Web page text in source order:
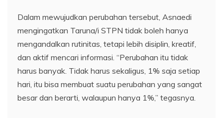
Dalam mewujudkan perubahan tersebut, Asnaedi
mengingatkan Taruna/i STPN tidak boleh hanya
mengandalkan rutinitas, tetapi lebih disiplin, kreatif,
dan aktif mencari informasi. “Perubahan itu tidak
harus banyak. Tidak harus sekaligus, 1% saja setiap
hari, itu bisa membuat suatu perubahan yang sangat
besar dan berarti, walaupun hanya 1%,” tegasnya.